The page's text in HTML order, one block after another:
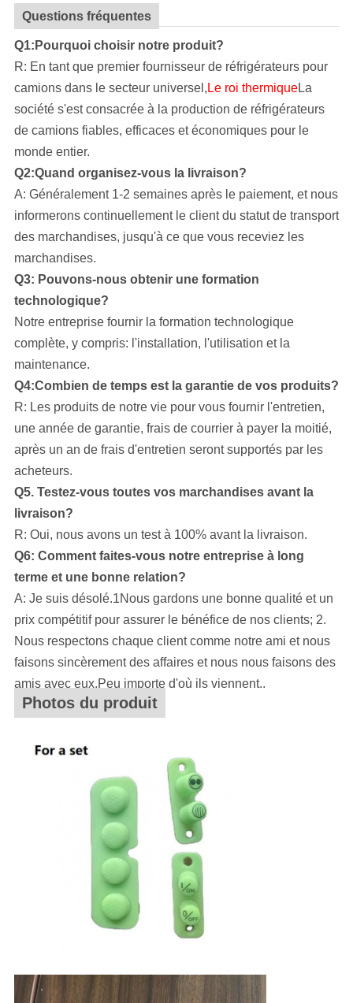
Questions fréquentes
Q1:Pourquoi choisir notre produit?
R: En tant que premier fournisseur de réfrigérateurs pour
camions dans le secteur universel,Le roi thermiqueLa
société s'est consacrée à la production de réfrigérateurs
de camions fiables, efficaces et économiques pour le
monde entier.
Q2:Quand organisez-vous la livraison?
A: Généralement 1-2 semaines après le paiement, et nous
informerons continuellement le client du statut de transport
des marchandises, jusqu'à ce que vous receviez les
marchandises.
Q3: Pouvons-nous obtenir une formation
technologique?
Notre entreprise fournir la formation technologique
complète, y compris: l'installation, l'utilisation et la
maintenance.
Q4:Combien de temps est la garantie de vos produits?
R: Les produits de notre vie pour vous fournir l'entretien,
une année de garantie, frais de courrier à payer la moitié,
après un an de frais d'entretien seront supportés par les
acheteurs.
Q5. Testez-vous toutes vos marchandises avant la
livraison?
R: Oui, nous avons un test à 100% avant la livraison.
Q6: Comment faites-vous notre entreprise à long
terme et une bonne relation?
A: Je suis désolé.1Nous gardons une bonne qualité et un
prix compétitif pour assurer le bénéfice de nos clients; 2.
Nous respectons chaque client comme notre ami et nous
faisons sincèrement des affaires et nous nous faisons des
amis avec eux,Peu importe d'où ils viennent..
Photos du produit